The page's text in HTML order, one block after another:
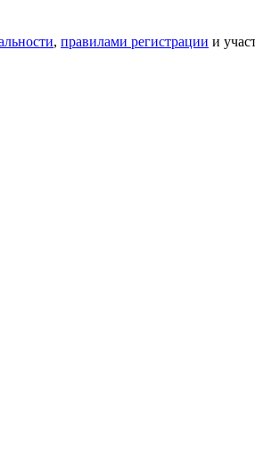
, правилами регистрации и